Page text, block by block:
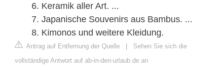
Keramik aller Art. ...
Japanische Souvenirs aus Bambus. ...
Kimonos und weitere Kleidung.
Antrag auf Entfernung der Quelle | Sehen Sie sich die
vollständige Antwort auf ab-in-den-urlaub.de an